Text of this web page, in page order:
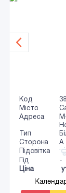
Код
Місто
Адреса
Тип
Сторона
A
Підсвітка
Гід
-
Ціна